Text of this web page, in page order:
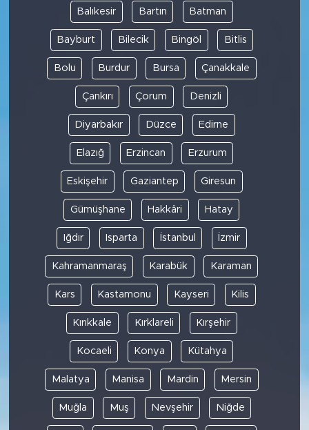
Balıkesir Bartın Batman
Bayburt Bilecik Bingöl Bitlis
Bolu Burdur Bursa Çanakkale
Çankırı Çorum Denizli
Diyarbakır Düzce Edirne
Elazığ Erzincan Erzurum
Eskişehir Gaziantep Giresun
Gümüşhane Hakkâri Hatay
Iğdır Isparta İstanbul İzmir
Kahramanmaraş Karabük Karaman
Kars Kastamonu Kayseri Kilis
Kırıkkale Kırklareli Kırşehir
Kocaeli Konya Kütahya
Malatya Manisa Mardin Mersin
Muğla Muş Nevşehir Niğde